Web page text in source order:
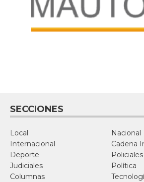
SECCIONES
Local
Nacional
Internacional
Cadena
Deporte
Policiales
Judiciales
Política
Columnas